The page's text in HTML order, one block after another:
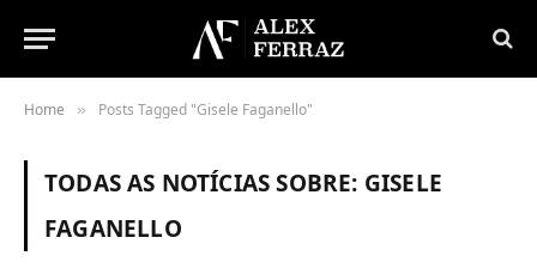
Home » Posts Tagged "Gisele Faganello"
TODAS AS NOTÍCIAS SOBRE: GISELE
FAGANELLO